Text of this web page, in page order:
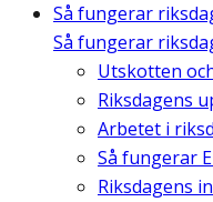
Så fungerar
Så fungerar
Utskotten
Riksdagens
Arbetet i
Så fungerar
Riksdagens